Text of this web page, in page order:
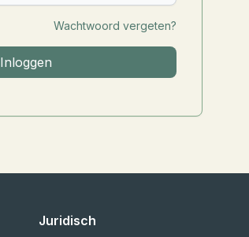
Wachtwoord vergeten?
Inloggen
Juridisch